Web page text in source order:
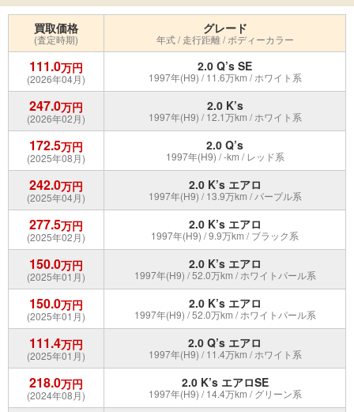
買取価格
(査定時期)
グレード
年式 / 走行距離 / ボディーカラー
111.0万円
(2026年04月)
2.0 Q’s SE
1997年(H9) / 11.6万km / ホワイト系
247.0万円
(2026年02月)
2.0 K’s
1997年(H9) / 12.1万km / ホワイト系
172.5万円
(2025年08月)
2.0 Q’s
1997年(H9) / -km / レッド系
242.0万円
(2025年04月)
2.0 K’s エアロ
1997年(H9) / 13.9万km / パープル系
277.5万円
(2025年02月)
2.0 K’s エアロ
1997年(H9) / 9.9万km / ブラック系
150.0万円
(2025年01月)
2.0 K’s エアロ
1997年(H9) / 52.0万km / ホワイトパール系
150.0万円
(2025年01月)
2.0 K’s エアロ
1997年(H9) / 52.0万km / ホワイトパール系
111.4万円
(2025年01月)
2.0 Q’s エアロ
1997年(H9) / 11.4万km / ホワイト系
218.0万円
(2024年08月)
2.0 K’s エアロSE
1997年(H9) / 14.4万km / グリーン系